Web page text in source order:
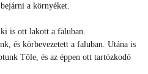
a környéket.
is ott lakott a faluban.
és körbevezetett a faluban. Utána is
Tőle, és az éppen ott tartózkodó